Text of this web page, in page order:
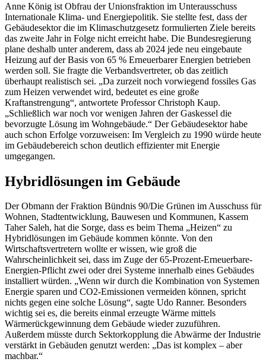
Anne König ist Obfrau der Unionsfraktion im Unterausschuss
Internationale Klima- und Energiepolitik. Sie stellte fest, dass der
Gebäudesektor die im Klimaschutzgesetz formulierten Ziele bereits
das zweite Jahr in Folge nicht erreicht habe. Die Bundesregierung
plane deshalb unter anderem, dass ab 2024 jede neu eingebaute
Heizung auf der Basis von 65 % Erneuerbarer Energien betrieben
werden soll. Sie fragte die Verbandsvertreter, ob das zeitlich
überhaupt realistisch sei. „Da zurzeit noch vorwiegend fossiles Gas
zum Heizen verwendet wird, bedeutet es eine große
Kraftanstrengung“, antwortete Professor Christoph Kaup.
„Schließlich war noch vor wenigen Jahren der Gaskessel die
bevorzugte Lösung im Wohngebäude.“ Der Gebäudesektor habe
auch schon Erfolge vorzuweisen: Im Vergleich zu 1990 würde heute
im Gebäudebereich schon deutlich effizienter mit Energie
umgegangen.
Hybridlösungen im Gebäude
Der Obmann der Fraktion Bündnis 90/Die Grünen im Ausschuss für
Wohnen, Stadtentwicklung, Bauwesen und Kommunen, Kassem
Taher Saleh, hat die Sorge, dass es beim Thema „Heizen“ zu
Hybridlösungen im Gebäude kommen könnte. Von den
Wirtschaftsvertretern wollte er wissen, wie groß die
Wahrscheinlichkeit sei, dass im Zuge der 65-Prozent-Erneuerbare-
Energien-Pflicht zwei oder drei Systeme innerhalb eines Gebäudes
installiert würden. „Wenn wir durch die Kombination von Systemen
Energie sparen und CO2-Emissionen vermeiden können, spricht
nichts gegen eine solche Lösung“, sagte Udo Ranner. Besonders
wichtig sei es, die bereits einmal erzeugte Wärme mittels
Wärmerückgewinnung dem Gebäude wieder zuzuführen.
Außerdem müsste durch Sektorkopplung die Abwärme der Industrie
verstärkt in Gebäuden genutzt werden: „Das ist komplex – aber
machbar.“